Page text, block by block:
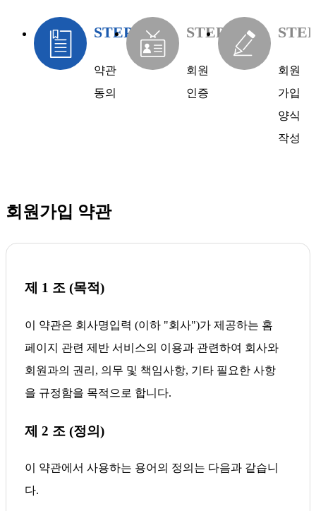
STEP.1
약관
동의
STEP.2
회원
인증
회원
가입
양식
작성
회원가입 약관
제 1 조 (목적)
이 약관은 회사명입력 (이하 "회사")가 제공하는 홈
페이지 관련 제반 서비스의 이용과 관련하여 회사와
회원과의 권리, 의무 및 책임사항, 기타 필요한 사항
을 규정함을 목적으로 합니다.
제 2 조 (정의)
이 약관에서 사용하는 용어의 정의는 다음과 같습니
다.